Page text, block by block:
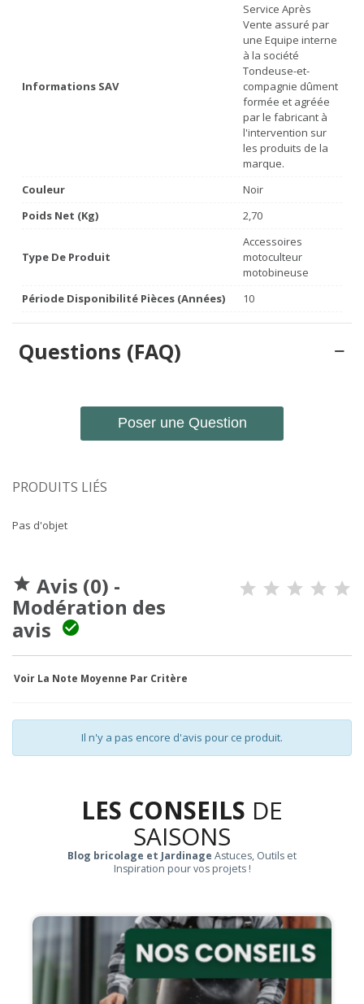
Informations SAV
Service Après
Vente assuré par
une Equipe interne
à la société
Tondeuse-et-
compagnie dûment
formée et agréée
par le fabricant à
l'intervention sur
les produits de la
marque.
Couleur
Noir
Poids Net (Kg)
2,70
Type De Produit
Accessoires
motoculteur
motobineuse
Période Disponibilité Pièces (années)
10
Questions (FAQ)
Poser une Question
PRODUITS LIÉS
Pas d'objet
 Avis (0) -
Modération des
avis

Voir La Note Moyenne Par Critère
Il n'y a pas encore d'avis pour ce produit.
LES CONSEILS DE
SAISONS
Blog bricolage et Jardinage Astuces, Outils et
Inspiration pour vos projets !